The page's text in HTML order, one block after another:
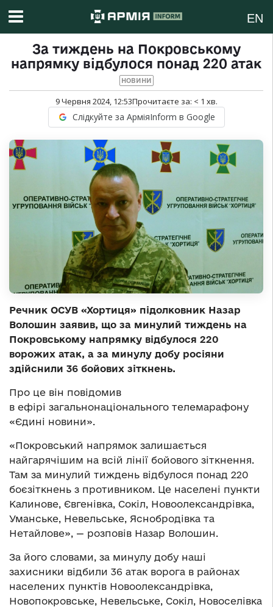
EN
За тиждень на Покровському
напрямку відбулося понад 220 атак
НОВИНИ
9 Червня 2024, 12:53Прочитаєте за: < 1 хв.
Слідкуйте за АрміяInform в Google
Речник ОСУВ «Хортиця» підолковник Назар
Волошин заявив, що за минулий тиждень на
Покровському напрямку відбулося 220
ворожих атак, а за минулу добу росіяни
здійснили 36 бойових зіткнень.
Про це він повідомив
в ефірі загальнонаціонального телемарафону
«Єдині новини».
«Покровський напрямок залишається
найгарячішим на всій лінії бойового зіткнення.
Там за минулий тиждень відбулося понад 220
боєзіткнень з противником. Це населені пункти
Калинове, Євгенівка, Сокіл, Новоолександрівка,
Уманське, Невельське, Яснобродівка та
Нетайлове», — розповів Назар Волошин.
За його словами, за минулу добу наші
захисники відбили 36 атак ворога в районах
населених пунктів Новоолександрівка,
Новопокровське, Невельське, Сокіл, Новоселівка